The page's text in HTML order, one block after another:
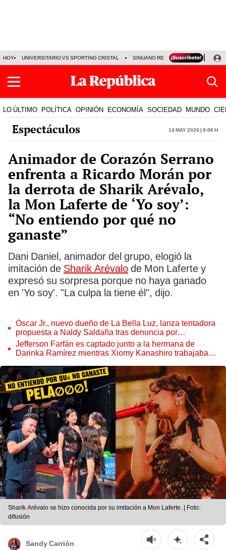
HOY UNIVERSITARIO VS SPORTING CRISTAL SINUANO RESULTADOS HOY
LO ÚLTIMO POLÍTICA OPINIÓN ECONOMÍA SOCIEDAD MUNDO
Espectáculos 14 May 2026 | 9:06 h
Animador de Corazón Serrano
enfrenta a Ricardo Morán por
la derrota de Sharik Arévalo,
la Mon Laferte de ‘Yo soy’:
“No entiendo por qué no
ganaste”
Dani Daniel, animador del grupo, elogió la
imitación de Sharik Arévalo de Mon Laferte y
expresó su sorpresa porque no haya ganado
en 'Yo soy'. "La culpa la tiene él", dijo.
Óscar Jr., nuevo dueño de La Bella Luz, lanza tentadora
propuesta a Naldy Saldaña tras denuncia por
tocamientos
Jefferson Farfán es captado junto a la hermana de
Darinka Ramírez mientras Xiomy Kanashiro trabajaba:
Sharik Arévalo se hizo conocida por su imitación a Mon Laferte. | Foto:
difusión
Sandy Carrión